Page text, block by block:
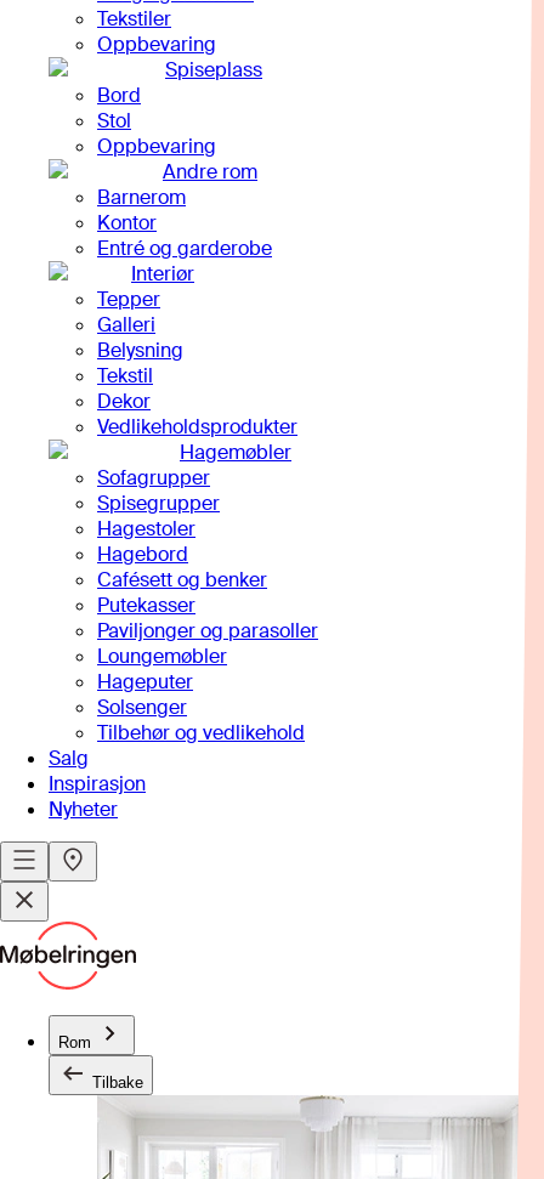
Tekstiler
Oppbevaring
Spiseplass
Bord
Stol
Oppbevaring
Andre rom
Barnerom
Kontor
Entré og garderobe
Interiør
Tepper
Galleri
Belysning
Tekstil
Dekor
Vedlikeholdsprodukter
Hagemøbler
Sofagrupper
Spisegrupper
Hagestoler
Hagebord
Cafésett og benker
Putekasser
Paviljonger og parasoller
Loungemøbler
Hageputer
Solsenger
Tilbehør og vedlikehold
Salg
Inspirasjon
Nyheter
Rom
Tilbake